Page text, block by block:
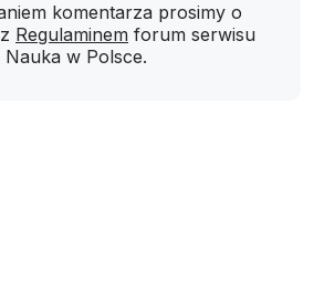
komentarza prosimy o
Regulaminem forum serwisu
Nauka w Polsce.